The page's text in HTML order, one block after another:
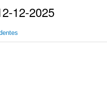
12-2025